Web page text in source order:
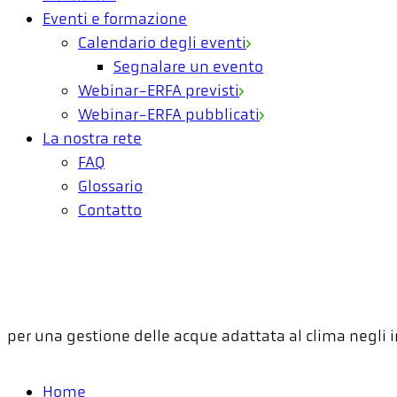
Eventi e formazione
Calendario degli eventi
Segnalare un evento
Webinar-ERFA previsti
Webinar-ERFA pubblicati
La nostra rete
FAQ
Glossario
Contatto
per una gestione delle acque adattata al clima negli
Home